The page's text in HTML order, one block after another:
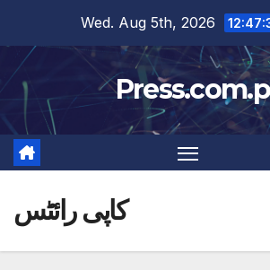
content
Wed. Aug 5th, 2026
کاپی رائٹس